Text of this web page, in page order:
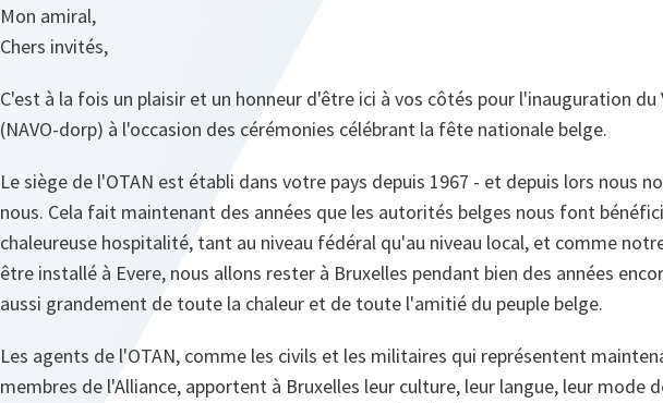
Mon amiral,
Chers invités,
C'est à la fois un plaisir et un honneur d'être ici à vos côtés pour l'inauguration du
(NAVO-dorp) à l'occasion des cérémonies célébrant la fête nationale belge.
Le siège de l'OTAN est établi dans votre pays depuis 1967 - et depuis lors nous
nous. Cela fait maintenant des années que les autorités belges nous font
chaleureuse hospitalité, tant au niveau fédéral qu'au niveau local, et comme
être installé à Evere, nous allons rester à Bruxelles pendant bien des années
aussi grandement de toute la chaleur et de toute l'amitié du peuple belge.
Les agents de l'OTAN, comme les civils et les militaires qui représentent
membres de l'Alliance, apportent à Bruxelles leur culture, leur langue, leur mode